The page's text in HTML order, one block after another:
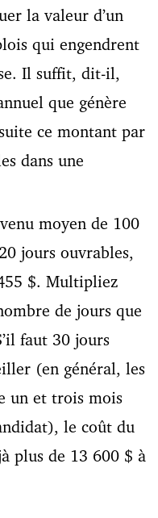
la valeur d’un
qui engendrent
Il suffit, dit-il,
que génère
ce montant par
dans une
moyen de 100
jours ouvrables,
$. Multipliez
de jours que
faut 30 jours
(en général, les
un et trois mois
le coût du
plus de 13 600 $ à